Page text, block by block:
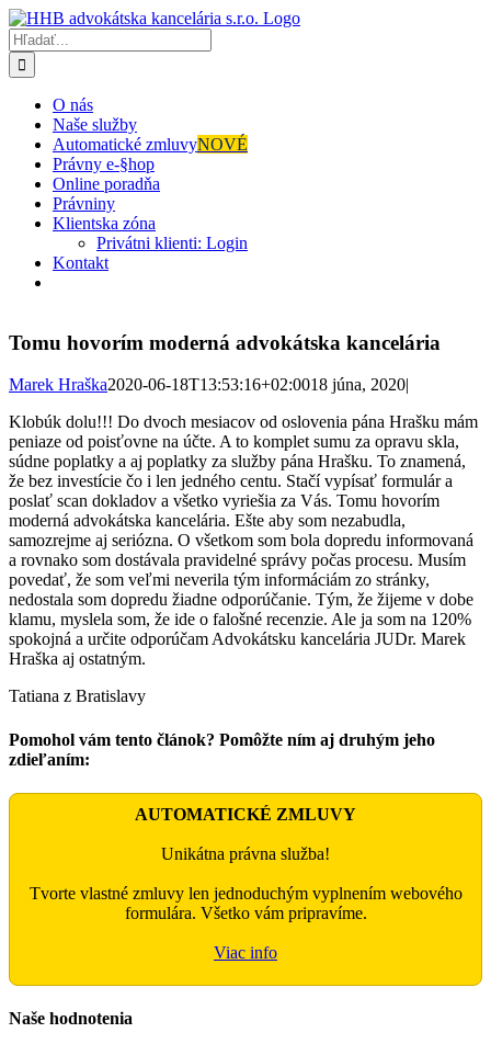
Skip
to
content
Hľadať:
O nás
Naše služby
Automatické zmluvyNOVÉ
Právny e-§hop
Online poradňa
Právniny
Klientska zóna
Privátni klienti: Login
Kontakt
Tomu hovorím moderná advokátska kancelária
Marek Hraška2020-06-18T13:53:16+02:0018 júna, 2020|
Klobúk dolu!!! Do dvoch mesiacov od oslovenia pána Hrašku mám
peniaze od poisťovne na účte. A to komplet sumu za opravu skla,
súdne poplatky a aj poplatky za služby pána Hrašku. To znamená,
že bez investície čo i len jedného centu. Stačí vypísať formulár a
poslať scan dokladov a všetko vyriešia za Vás. Tomu hovorím
moderná advokátska kancelária. Ešte aby som nezabudla,
samozrejme aj seriózna. O všetkom som bola dopredu informovaná
a rovnako som dostávala pravidelné správy počas procesu. Musím
povedať, že som veľmi neverila tým informáciám zo stránky,
nedostala som dopredu žiadne odporúčanie. Tým, že žijeme v dobe
klamu, myslela som, že ide o falošné recenzie. Ale ja som na 120%
spokojná a určite odporúčam Advokátsku kancelária JUDr. Marek
Hraška aj ostatným.
Tatiana z Bratislavy
Pomohol vám tento článok? Pomôžte ním aj druhým jeho
zdieľaním:
Facebook
X
WhatsApp
Email
AUTOMATICKÉ ZMLUVY
Unikátna právna služba!
Tvorte vlastné zmluvy len jednoduchým vyplnením webového
formulára. Všetko vám pripravíme.
Viac info
Naše hodnotenia